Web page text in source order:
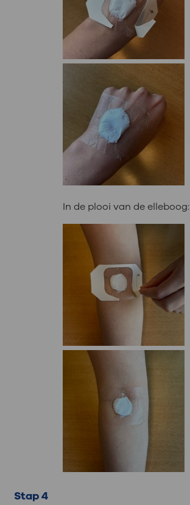
In de plooi van de elleboog:
Stap 4